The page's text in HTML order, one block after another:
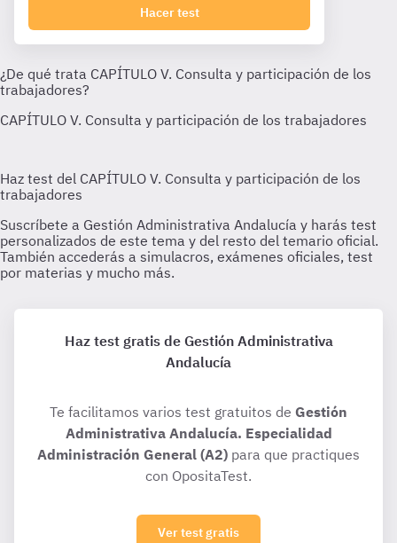
Hacer test
Haz test gratis de Gestión Administrativa
Andalucía
Te facilitamos varios test gratuitos de Gestión
Administrativa Andalucía. Especialidad
Administración General (A2) para que practiques
con OpositaTest.
Ver test gratis